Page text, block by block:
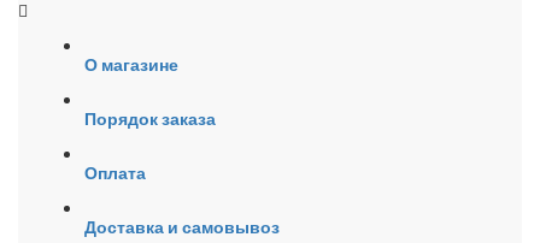
О магазине
Порядок заказа
Оплата
Доставка и самовывоз